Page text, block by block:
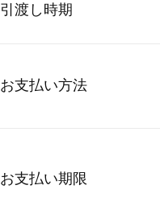
引渡し時期
お支払い方法
お支払い期限